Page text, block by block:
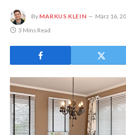
By MARKUS KLEIN März 16,
3 Mins Read